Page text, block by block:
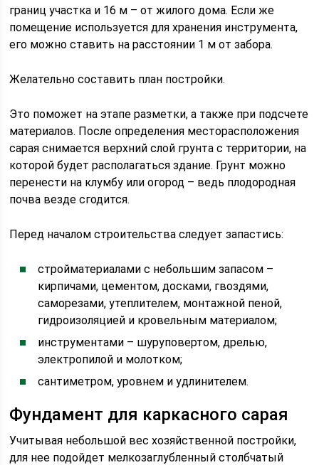
границ участка и 16 м – от жилого дома. Если же
помещение используется для хранения инструмента,
его можно ставить на расстоянии 1 м от забора.
Желательно составить план постройки.
Это поможет на этапе разметки, а также при подсчете
материалов. После определения месторасположения
сарая снимается верхний слой грунта с территории, на
которой будет располагаться здание. Грунт можно
перенести на клумбу или огород – ведь плодородная
почва везде сгодится.
Перед началом строительства следует запастись:
стройматериалами с небольшим запасом –
кирпичами, цементом, досками, гвоздями,
саморезами, утеплителем, монтажной пеной,
гидроизоляцией и кровельным материалом;
инструментами – шуруповертом, дрелью,
электропилой и молотком;
сантиметром, уровнем и удлинителем.
Фундамент для каркасного сарая
Учитывая небольшой вес хозяйственной постройки,
для нее подойдет мелкозаглубленный столбчатый